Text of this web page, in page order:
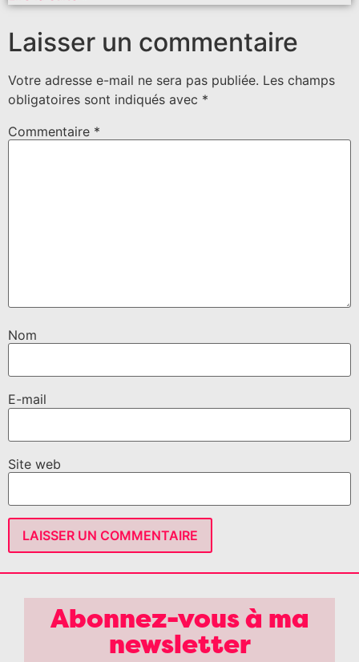
Laisser un commentaire
Votre adresse e-mail ne sera pas publiée. Les champs
obligatoires sont indiqués avec *
Commentaire *
Nom
E-mail
Site web
Abonnez-vous à ma
newsletter